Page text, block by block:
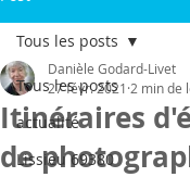
Tous les posts
actualité
Lissieu 69380
Tous les posts
Itinéraires
de
Danièle Godard-Livet
27 févr. 2021 2 min de